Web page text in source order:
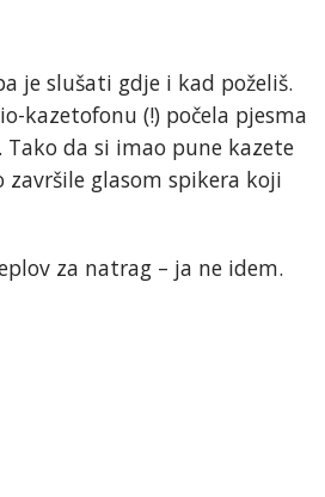
je slušati gdje i kad poželiš.
kazetofonu (!) počela pjesma
da si imao pune kazete
glasom spikera koji
za natrag – ja ne idem.